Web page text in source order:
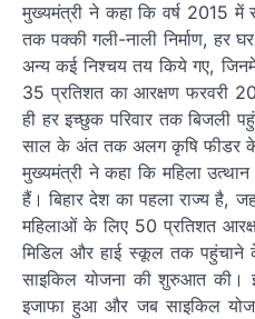
मुख्यमंत्री ने कहा कि वर्ष 2015
तक पक्की गली-नाली निर्माण,
अन्य कई निश्चय तय किये गए,
35 प्रतिशत का आरक्षण फरवरी
ही हर इच्छुक परिवार तक बिजली
साल के अंत तक अलग कृषि फीडर के
मुख्यमंत्री ने कहा कि महिला
हैं। बिहार देश का पहला राज्य है,
महिलाओं के लिए 50 प्रतिशत
मिडिल और हाई स्कूल तक पहुंचाने
साइकिल योजना की शुरुआत की।
इजाफा हुआ और जब साइकिल